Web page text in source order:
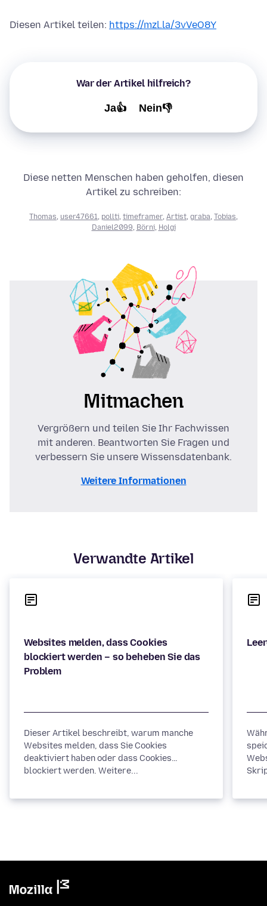
Diesen Artikel teilen: https://mzl.la/3vVeO8Y
War der Artikel hilfreich?
Ja👍 Nein👎
Diese netten Menschen haben geholfen, diesen
Artikel zu schreiben:
Thomas user47661 pollti timeframer, Artist graba Tobias
Daniel2099 Börni, Holgi
Mitmachen
Vergrößern und teilen Sie Ihr Fachwissen
mit anderen. Beantworten Sie Fragen und
verbessern Sie unsere Wissensdatenbank.
Weitere Informationen
Verwandte Artikel
Websites melden, dass Cookies
blockiert werden – so beheben Sie das
Problem
Dieser Artikel beschreibt, warum manche
Websites melden, dass Sie Cookies
deaktiviert haben oder dass Cookies
blockiert werden. Weitere...